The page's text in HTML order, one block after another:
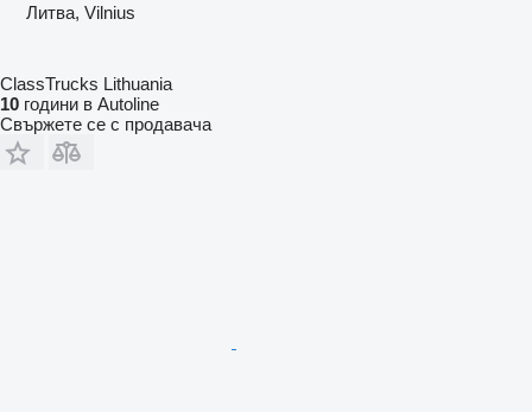
Литва, Vilnius
ClassTrucks Lithuania
10 години в Autoline
Свържете се с продавача